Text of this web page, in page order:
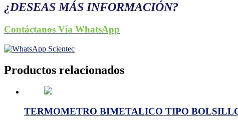
¿DESEAS MÁS INFORMACIÓN?
Contáctanos Vía WhatsApp
Productos relacionados
TERMOMETRO BIMETALICO TIPO